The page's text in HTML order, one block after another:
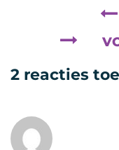
2 reacties